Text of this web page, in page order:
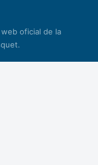
oficial de la